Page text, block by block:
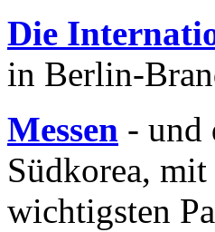
Die
in Berlin-
Messen - und
Südkorea,
wichtigsten